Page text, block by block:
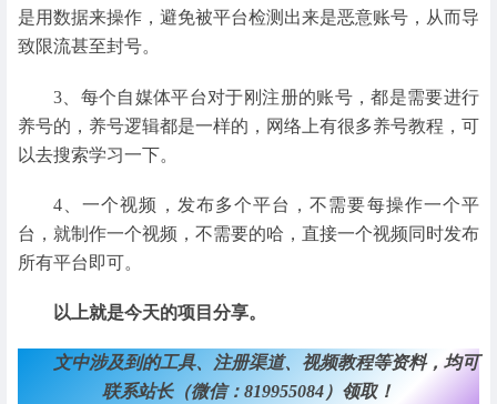
是用数据来操作，避免被平台检测出来是恶意账号，从而导
致限流甚至封号。
3、每个自媒体平台对于刚注册的账号，都是需要进行
养号的，养号逻辑都是一样的，网络上有很多养号教程，可
以去搜索学习一下。
4、一个视频，发布多个平台，不需要每操作一个平
台，就制作一个视频，不需要的哈，直接一个视频同时发布
所有平台即可。
以上就是今天的项目分享。
文中涉及到的工具、注册渠道、视频教程等资料，均可
联系站长（微信：819955084）领取！